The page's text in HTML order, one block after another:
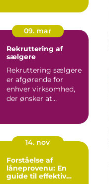
forskellen på ro...
09. mar
Rekruttering af
sælgere
Rekruttering sælgere
er afgørende for
enhver virksomhed,
der ønsker at
14. nov
Forståelse af
låneprovenu: En
guide til effektiv